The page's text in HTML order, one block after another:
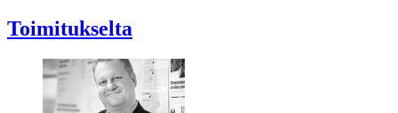
Toimitukselta